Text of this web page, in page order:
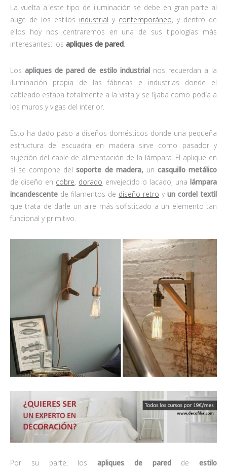
La vuelta a este tipo de iluminación se debe en gran parte al
auge de los estilos industrial y contemporáneo, y dentro de
ellos hoy nos centraremos en una de sus tipologías más
interesantes: los apliques de pared.
Losapliques de pared de estilo industrialnos recuerdan a la
iluminación propia de las fábricas e industrias donde el
cableado estaba totalmente a la vista y se fijaba como podía a
los muros y vigas del interior.
Esto ha dado paso a diseños domésticos donde una pequeña
estructura de escuadra en madera sirve como pasador y
sujeción del cable de alimentación de la lámpara. El aplique en
sí se compone delsoporte de madera, un casquillo metálico
de diseño en cobre, dorado envejecido o lacado, una lámpara
incandescente de filamentos de diseño retro y un cordel textil
que trata de darle un aire más sofisticado a un elemento tan
funcional y primitivo.
Por su parte, los apliques de pared de estilo